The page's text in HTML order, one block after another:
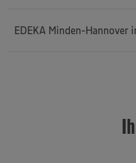
EDEKA Minden-Hannover
selbstständigen
EDEKA Minden-